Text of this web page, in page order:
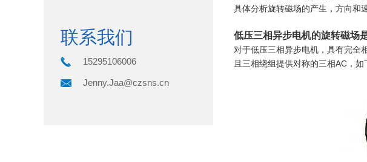
联系我们
15295106006
Jenny.Jaa@czsns.cn
具体分析旋转磁场的产生，方向和
低压三相异步电机的旋转磁场
对于低压三相异步电机，具有完全
且三相绕组提供对称的三相AC，